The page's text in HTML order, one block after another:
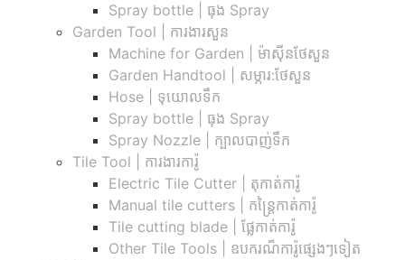
Spray bottle | ធុង Spray
Garden Tool | ការងារសួន
Machine for Garden | ម៉ាស៊ីនថែសួន
Garden Handtool | សម្ភារ:ថែសួន
Hose | ទុយោលទឹក
Spray bottle | ធុង Spray
Spray Nozzle | ក្បាលបាញ់ទឹក
Tile Tool | ការងារការ៉ូ
Electric Tile Cutter | តុកាត់ការ៉ូ
Manual tile cutters | កន្ត្រៃកាត់ការ៉ូ
Tile cutting blade | ផ្លែកាត់ការ៉ូ
Other Tile Tools | ឧបករណ៏ការ៉ូផ្សេងៗទៀត